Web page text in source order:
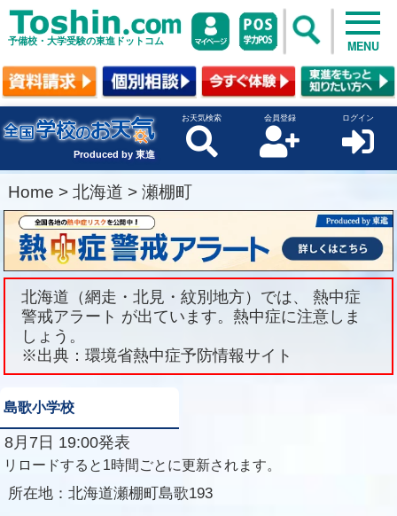
予備校・大学受験の東進ドットコム MENU
Produced by 東進
お天気検索 会員登録 ログイン
Home > 北海道 > 瀬棚町
北海道（網走・北見・紋別地方）では、 熱中症
警戒アラート が出ています。熱中症に注意しま
しょう。
※出典：環境省熱中症予防情報サイト
島歌小学校
8月7日 19:00発表
リロードすると1時間ごとに更新されます。
所在地： 北海道瀬棚町島歌193